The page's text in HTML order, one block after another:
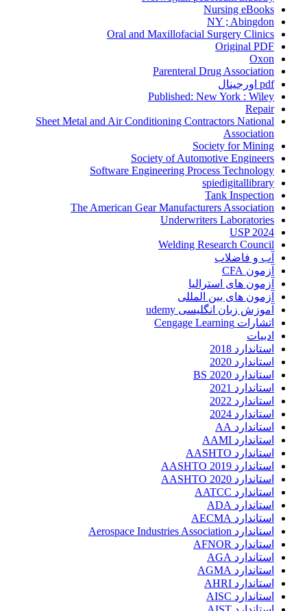
Nursing eBooks
NY ; Abingdon
Oral and Maxillofacial Surgery Clinics
Original PDF
Oxon
Parenteral Drug Association
pdf اورجینال
Published: New York : Wiley
Repair
Sheet Metal and Air Conditioning Contractors National
Association
Society for Mining
Society of Automotive Engineers
Software Engineering Process Technology
spiedigitallibrary
Tank Inspection
The American Gear Manufacturers Association
Underwriters Laboratories
USP 2024
Welding Research Council
آب و فاضلاب
آزمون CFA
آزمون های استرالیا
آزمون های بین المللی
آموزش زبان انگلیسی udemy
اتشارات Cengage Learning
ادبیات
استاندارد 2018
استاندارد 2020
استاندارد 2020 BS
استاندارد 2021
استاندارد 2022
استاندارد 2024
استاندارد AA
استاندارد AAMI
استاندارد AASHTO
استاندارد AASHTO 2019
استاندارد AASHTO 2020
استاندارد AATCC
استاندارد ADA
استاندارد AECMA
استاندارد Aerospace Industries Association
استاندارد AFNOR
استاندارد AGA
استاندارد AGMA
استاندارد AHRI
استاندارد AISC